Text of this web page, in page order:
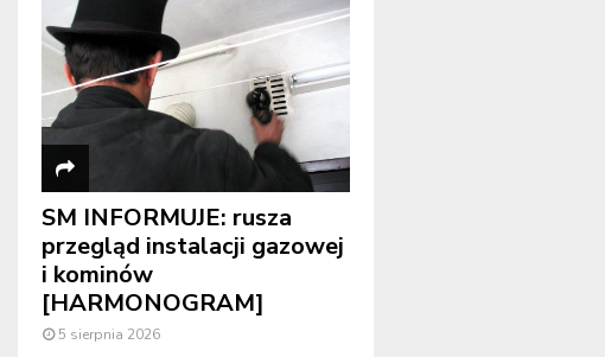
SM INFORMUJE: rusza
przegląd instalacji gazowej
i kominów
[HARMONOGRAM]
5 sierpnia 2026